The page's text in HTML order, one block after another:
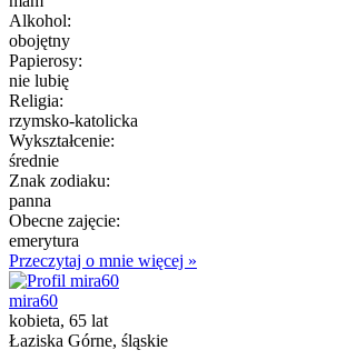
Alkohol:
obojętny
Papierosy:
nie lubię
Religia:
rzymsko-katolicka
Wykształcenie:
średnie
Znak zodiaku:
panna
Obecne zajęcie:
emerytura
Przeczytaj o mnie więcej »
mira60
kobieta, 65 lat
Łaziska Górne, śląskie